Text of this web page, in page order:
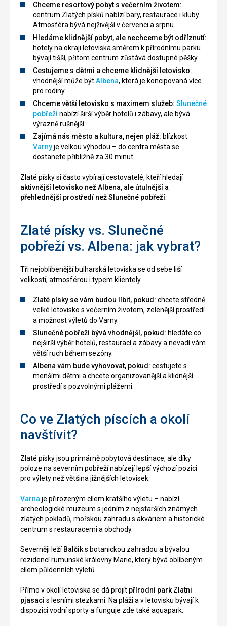
Chceme resortový pobyt s večerním životem:
centrum Zlatých písků nabízí bary, restaurace i kluby.
Atmosféra bývá nejživější v červenci a srpnu.
Hledáme klidnější pobyt, ale nechceme být odříznutí:
hotely na okraji letoviska směrem k přírodnímu parku
bývají tišší, přitom centrum zůstává dostupné pěšky.
Cestujeme s dětmi a chceme klidnější letovisko:
vhodnější může býtAlbena, která je koncipovaná více
pro rodiny.
Chceme větší letovisko s maximem služeb: Slunečné
pobřežínabízí širší výběr hotelů i zábavy, ale bývá
výrazně rušnější.
Zajímá nás město a kultura, nejen pláž: blízkost
Varnyje velkou výhodou – do centra města se
dostanete přibližně za 30 minut.
Zlaté písky si často vybírají cestovatelé, kteří hledají
aktivnější letovisko než Albena, ale útulnější a
přehlednější prostředí než Slunečné pobřeží
Zlaté písky vs. Slunečné
pobřeží vs. Albena: jak vybrat?
Tři nejoblíbenější bulharská letoviska se od sebe liší
velikostí, atmosférou i typem klientely.
Zlaté písky se vám budou líbit, pokud: chcete středně
velké letovisko s večerním životem, zelenější prostředí
a možnost výletů do Varny.
Slunečné pobřeží bývá vhodnější, pokud: hledáte co
nejširší výběr hotelů, restaurací a zábavy a nevadí vám
větší ruch během sezóny.
Albena vám bude vyhovovat, pokud: cestujete s
menšími dětmi a chcete organizovanější a klidnější
prostředí s pozvolnými plážemi.
Co ve Zlatých píscích a okolí
navštívit?
Zlaté písky jsou primárně pobytová destinace, ale díky
poloze na severním pobřeží nabízejí lepší výchozí pozici
pro výlety než většina jižnějších letovisek.
Varna je přirozeným cílem kratšího výletu – nabízí
archeologické muzeum s jedním z nejstarších známých
zlatých pokladů, mořskou zahradu s akváriem a historické
centrum s restauracemi a obchody.
Severněji leží Balčiks botanickou zahradou a bývalou
rezidencí rumunské královny Marie, který bývá oblíbeným
cílem půldenních výletů.
Přímo v okolí letoviska se dá projít přírodní park Zlatni
pjasaci s lesními stezkami. Na pláži a v letovisku bývají k
dispozici vodní sporty a funguje zde také aquapark.